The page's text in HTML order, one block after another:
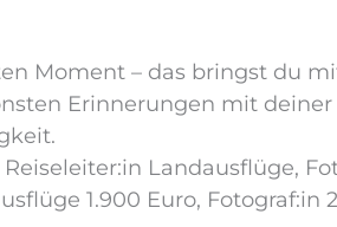
Moment – das bringst du
Erinnerungen mit
Landausflüge,
1.900 Euro, Fotograf:in